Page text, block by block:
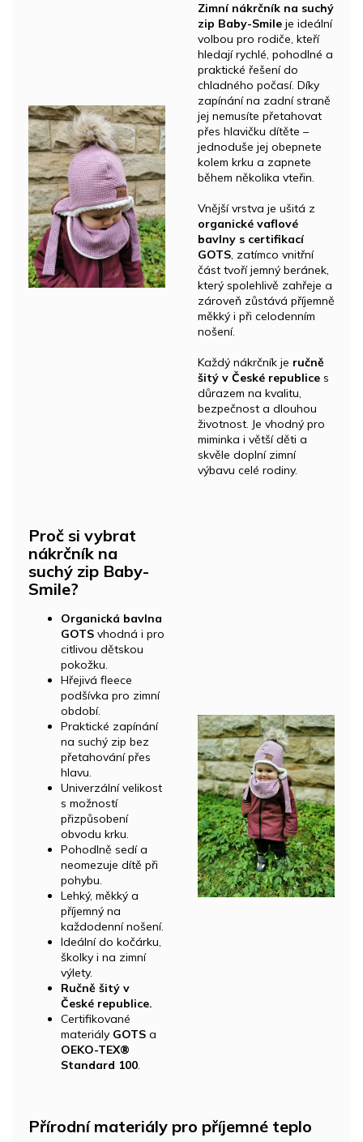
Zimní nákrčník na suchý
zip Baby-Smile je ideální
volbou pro rodiče, kteří
hledají rychlé, pohodlné a
praktické řešení do
chladného počasí. Díky
zapínání na zadní straně
jej nemusíte přetahovat
přes hlavičku dítěte –
jednoduše jej obepnete
kolem krku a zapnete
během několika vteřin.
Vnější vrstva je ušitá z
organické vaflové
bavlny s certifikací
GOTS, zatímco vnitřní
část tvoří jemný beránek,
který spolehlivě zahřeje a
zároveň zůstává příjemně
měkký i při celodenním
nošení.
Každý nákrčník je ručně
šitý v České republice s
důrazem na kvalitu,
bezpečnost a dlouhou
životnost. Je vhodný pro
miminka i větší děti a
skvěle doplní zimní
výbavu celé rodiny.
Proč si vybrat
nákrčník na
suchý zip Baby-
Smile?
Organická bavlna
GOTS vhodná i pro
citlivou dětskou
pokožku.
Hřejivá fleece
podšívka pro zimní
období.
Praktické zapínání
na suchý zip bez
přetahování přes
hlavu.
Univerzální velikost
s možností
přizpůsobení
obvodu krku.
Pohodlně sedí a
neomezuje dítě při
pohybu.
Lehký, měkký a
příjemný na
každodenní nošení.
Ideální do kočárku,
školky i na zimní
výlety.
Ručně šitý v
České republice.
Certifikované
materiály GOTS a
OEKO-TEX®
Standard 100.
Přírodní materiály pro příjemné teplo